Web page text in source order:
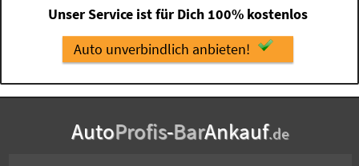
Unser Service ist für Dich 100% kostenlos
Auto unverbindlich anbieten!
AutoProfis-BarAnkauf.de